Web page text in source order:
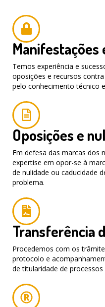
Manifestações
Temos experiência e
oposições e recursos
pelo conhecimento técnico
Oposições e
Em defesa das marcas dos
expertise em opor-se à
de nulidade ou caducidade
problema.
Transferência
Procedemos com os
protocolo e
de titularidade de processos